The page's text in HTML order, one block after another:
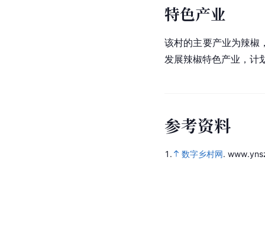
特色产业
该村的主要产业为辣椒
发展辣椒特色产业，计
参考资料
1. 数字乡村网.